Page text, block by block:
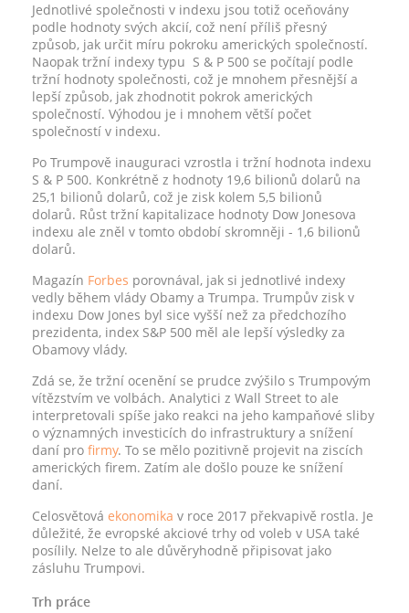
Jednotlivé společnosti v indexu jsou totiž oceňovány
podle hodnoty svých akcií, což není příliš přesný
způsob, jak určit míru pokroku amerických společností.
Naopak tržní indexy typu S & P 500 se počítají podle
tržní hodnoty společnosti, což je mnohem přesnější a
lepší způsob, jak zhodnotit pokrok amerických
společností. Výhodou je i mnohem větší počet
společností v indexu.
Po Trumpově inauguraci vzrostla i tržní hodnota indexu
S & P 500. Konkrétně z hodnoty 19,6 bilionů dolarů na
25,1 bilionů dolarů, což je zisk kolem 5,5 bilionů
dolarů. Růst tržní kapitalizace hodnoty Dow Jonesova
indexu ale zněl v tomto období skromněji - 1,6 bilionů
dolarů.
Magazín Forbes porovnával, jak si jednotlivé indexy
vedly během vlády Obamy a Trumpa. Trumpův zisk v
indexu Dow Jones byl sice vyšší než za předchozího
prezidenta, index S&P 500 měl ale lepší výsledky za
Obamovy vlády.
Zdá se, že tržní ocenění se prudce zvýšilo s Trumpovým
vítězstvím ve volbách. Analytici z Wall Street to ale
interpretovali spíše jako reakci na jeho kampaňové sliby
o významných investicích do infrastruktury a snížení
daní pro firmy. To se mělo pozitivně projevit na ziscích
amerických firem. Zatím ale došlo pouze ke snížení
daní.
Celosvětová ekonomika v roce 2017 překvapivě rostla. Je
důležité, že evropské akciové trhy od voleb v USA také
posílily. Nelze to ale důvěryhodně připisovat jako
zásluhu Trumpovi.
Trh práce